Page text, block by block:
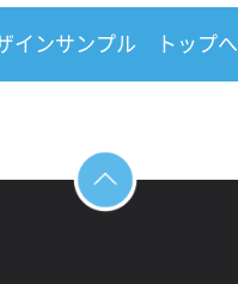
インサンプル トップへ